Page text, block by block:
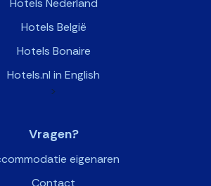
Hotels Nederland
Hotels België
Hotels Bonaire
Hotels.nl in English
>
Vragen?
eigenaren
Contact